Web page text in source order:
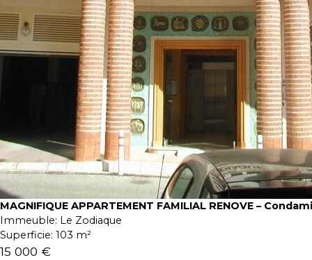
MAGNIFIQUE APPARTEMENT FAMILIAL RENOVE –
Immeuble: Le Zodiaque
Superficie: 103 m²
15 000 €